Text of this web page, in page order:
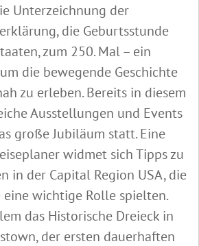
Unterzeichnung der
die Geburtsstunde
zum 250. Mal – ein
die bewegende Geschichte
zu erleben. Bereits in diesem
Ausstellungen und Events
große Jubiläum statt. Eine
widmet sich Tipps zu
in der Capital Region USA, die
eine wichtige Rolle spielten.
das Historische Dreieck in
der ersten dauerhaften